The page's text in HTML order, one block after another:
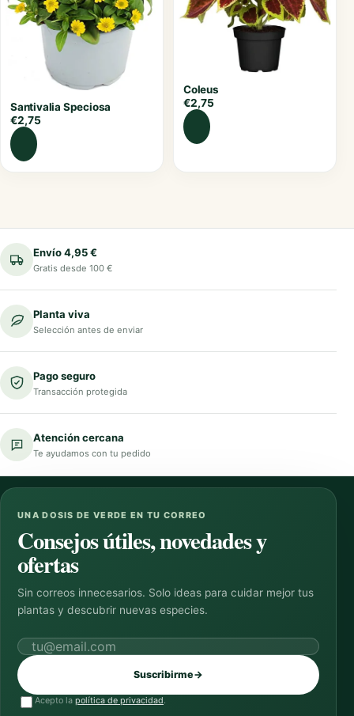
Santivalia Speciosa
€2,75
Coleus
€2,75
Envío 4,95 €
Gratis desde 100 €
Planta viva
Selección antes de enviar
Pago seguro
Transacción protegida
Atención cercana
Te ayudamos con tu pedido
UNA DOSIS DE VERDE EN TU CORREO
Consejos útiles, novedades y
ofertas
Sin correos innecesarios. Solo ideas para cuidar mejor tus
plantas y descubrir nuevas especies.
Correo electrónico
Suscribirme→
Acepto la política de privacidad.